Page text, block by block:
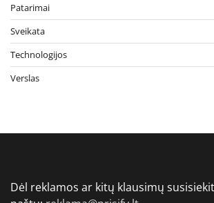
Patarimai
Sveikata
Technologijos
Verslas
Dėl reklamos ar kitų klausimų